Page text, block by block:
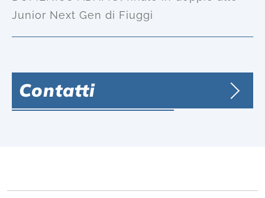
Junior Next Gen di Fiuggi
Contatti